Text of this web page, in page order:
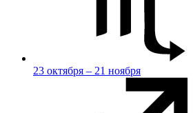
23 октября – 21 ноября